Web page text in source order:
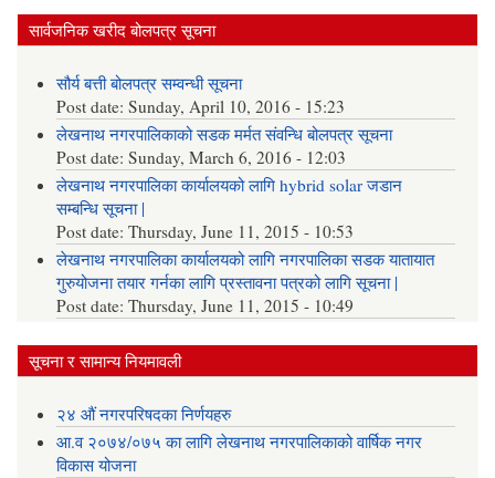
सार्वजनिक खरीद बोलपत्र सूचना
सौर्य बत्ती बोलपत्र सम्वन्धी सूचना
Post date:Sunday, April 10, 2016 - 15:23
लेखनाथ नगरपालिकाको सडक मर्मत संवन्धि बोलपत्र सूचना
Post date:Sunday, March 6, 2016 - 12:03
लेखनाथ नगरपालिका कार्यालयको लागि hybrid solar जडान
सम्बन्धि सूचना |
Post date:Thursday, June 11, 2015 - 10:53
लेखनाथ नगरपालिका कार्यालयको लागि नगरपालिका सडक यातायात
गुरुयोजना तयार गर्नका लागि प्रस्तावना पत्रको लागि सूचना |
Post date:Thursday, June 11, 2015 - 10:49
सूचना र सामान्य नियमावली
२४ औं नगरपरिषदका निर्णयहरु
आ.व २०७४/०७५ का लागि लेखनाथ नगरपालिकाको वार्षिक नगर
विकास योजना